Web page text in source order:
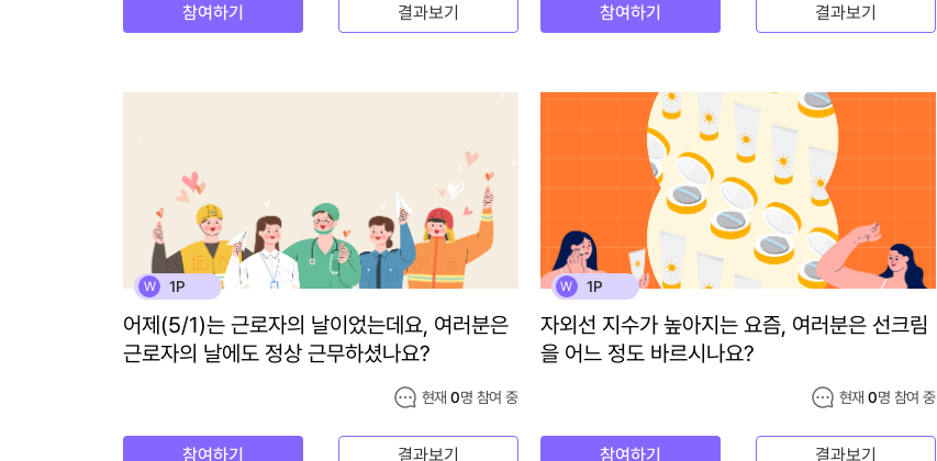
참여하기 결과보기 참여하기 결과보기
W 1P
어제(5/1)는 근로자의 날이었는데요, 여러분은
근로자의 날에도 정상 근무하셨나요?
현재0명 참여 중
참여하기 결과보기
W 1P
자외선 지수가 높아지는 요즘, 여러분은 선크림
을 어느 정도 바르시나요?
현재0명 참여 중
참여하기 결과보기